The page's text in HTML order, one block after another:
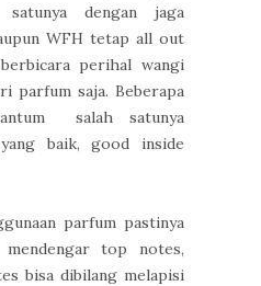
dengan jaga
WFH tetap all out
perihal wangi
parfum saja. Beberapa
salah satunya
baik, good inside
parfum pastinya
top notes,
bisa dibilang melapisi